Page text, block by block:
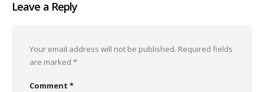
Leave a Reply
Your email address will not be published. Required fields
are marked *
Comment *